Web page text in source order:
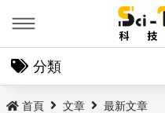
分類
首頁 文章 最新文章